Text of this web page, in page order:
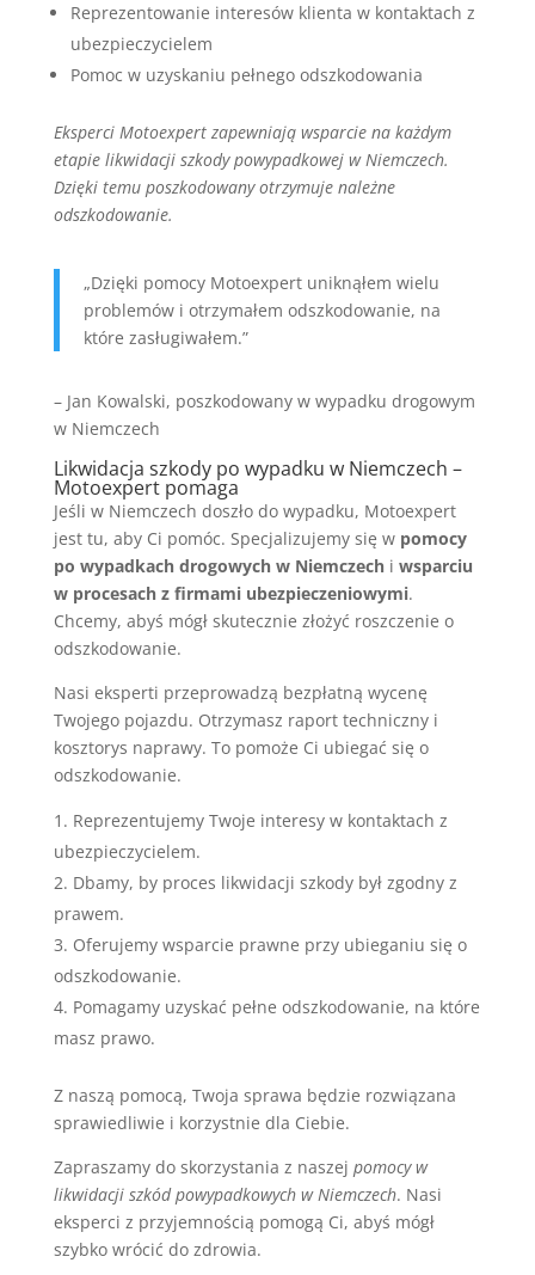
Reprezentowanie interesów klienta w kontaktach z
ubezpieczycielem
Pomoc w uzyskaniu pełnego odszkodowania
Eksperci Motoexpert zapewniają wsparcie na każdym
etapie likwidacji szkody powypadkowej w Niemczech.
Dzięki temu poszkodowany otrzymuje należne
odszkodowanie.
„Dzięki pomocy Motoexpert uniknąłem wielu
problemów i otrzymałem odszkodowanie, na
które zasługiwałem.”
– Jan Kowalski, poszkodowany w wypadku drogowym
w Niemczech
Likwidacja szkody po wypadku w Niemczech –
Motoexpert pomaga
Jeśli w Niemczech doszło do wypadku, Motoexpert
jest tu, aby Ci pomóc. Specjalizujemy się w pomocy
po wypadkach drogowych w Niemczechi wsparciu
w procesach z firmami ubezpieczeniowymi.
Chcemy, abyś mógł skutecznie złożyć roszczenie o
odszkodowanie.
Nasi eksperti przeprowadzą bezpłatną wycenę
Twojego pojazdu. Otrzymasz raport techniczny i
kosztorys naprawy. To pomoże Ci ubiegać się o
odszkodowanie.
Reprezentujemy Twoje interesy w kontaktach z
ubezpieczycielem.
Dbamy, by proces likwidacji szkody był zgodny z
prawem.
Oferujemy wsparcie prawne przy ubieganiu się o
odszkodowanie.
Pomagamy uzyskać pełne odszkodowanie, na które
masz prawo.
Z naszą pomocą, Twoja sprawa będzie rozwiązana
sprawiedliwie i korzystnie dla Ciebie.
Zapraszamy do skorzystania z naszej pomocy w
likwidacji szkód powypadkowych w Niemczech. Nasi
eksperci z przyjemnością pomogą Ci, abyś mógł
szybko wrócić do zdrowia.